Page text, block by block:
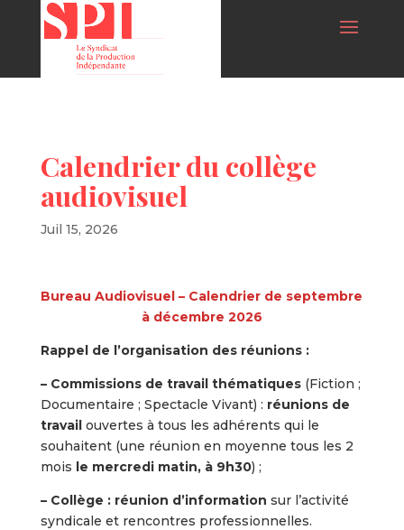
Calendrier du collège
audiovisuel
Juil 15, 2026
Bureau Audiovisuel – Calendrier de septembre
à décembre 2026
Rappel de l’organisation des réunions :
– Commissions de travail thématiques (Fiction ;
Documentaire ; Spectacle Vivant) : réunions de
travail ouvertes à tous les adhérents qui le
souhaitent (une réunion en moyenne tous les 2
mois le mercredi matin, à 9h30) ;
– Collège : réunion d’information sur l’activité
syndicale et rencontres professionnelles.